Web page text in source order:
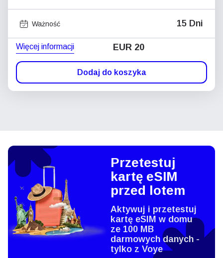
Ważność 15 Dni
Więcej informacji EUR 20
Dodaj do koszyka
Przetestuj
kartę eSIM
przed lotem
Aktywuj i przetestuj
kartę eSIM w domu
ze 100 MB
darmowych danych -
tylko z Voye